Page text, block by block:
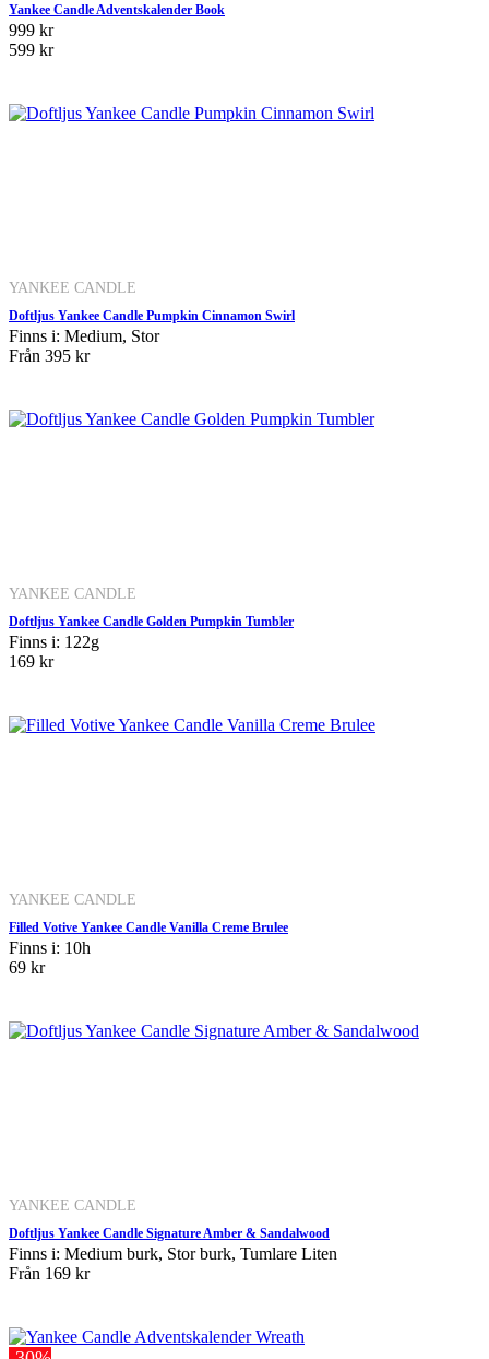
Yankee Candle Adventskalender Book
999 kr
599 kr
YANKEE CANDLE
Doftljus Yankee Candle Pumpkin Cinnamon Swirl
Finns i: Medium, Stor
Från 395 kr
YANKEE CANDLE
Doftljus Yankee Candle Golden Pumpkin Tumbler
Finns i: 122g
169 kr
YANKEE CANDLE
Filled Votive Yankee Candle Vanilla Creme Brulee
Finns i: 10h
69 kr
YANKEE CANDLE
Doftljus Yankee Candle Signature Amber & Sandalwood
Finns i: Medium burk, Stor burk, Tumlare Liten
Från 169 kr